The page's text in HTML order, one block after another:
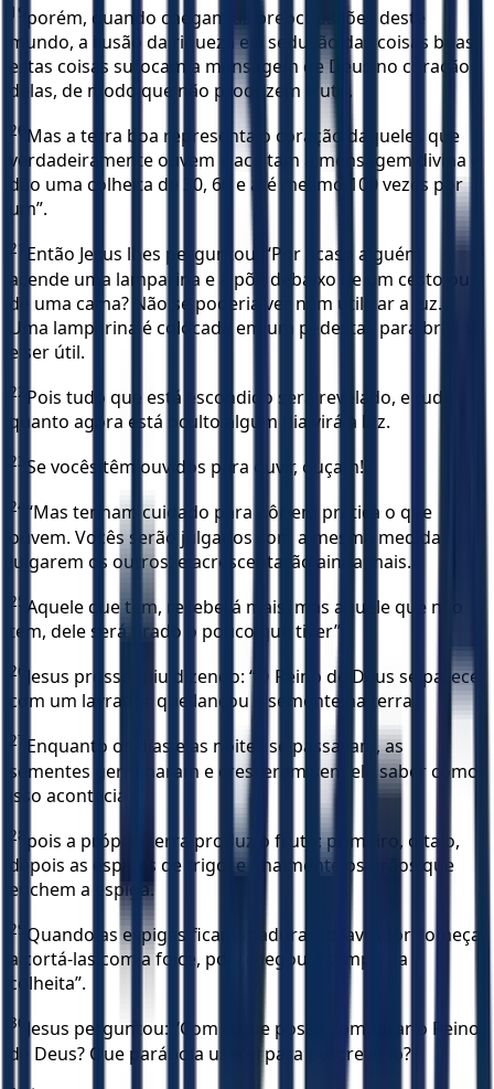
19 porém, quando chegam as preocupações deste
mundo, a ilusão da riqueza e a sedução das coisas boas,
estas coisas sufocam a mensagem de Deus no coração
delas, de modo que não produzem fruto.
20 Mas a terra boa representa o coração daqueles que
verdadeiramente ouvem e aceitam a mensagem divina e
dão uma colheita de 30, 60 e até mesmo 100 vezes por
um”.
21
Então Jesus lhes perguntou: “Por acaso alguém
acende uma lamparina e a põe debaixo de um cesto ou
de uma cama? Não se poderia ver nem utilizar a luz.
Uma lamparina é colocada em um pedestal, para brilhar
e ser útil.
22 Pois tudo que está escondido será revelado, e tudo
quanto agora está oculto algum dia virá à luz.
23 Se vocês têm ouvidos para ouvir, ouçam!
24 “Mas tenham cuidado para pôr em prática o que
ouvem. Vocês serão julgados com a mesma medida que
julgarem os outros; e acrescentarão ainda mais.
25 Aquele que tem, receberá mais; mas aquele que não
tem, dele será tirado o pouco que tiver”.
26 Jesus prosseguiu dizendo: “O Reino de Deus se parece
com um lavrador que lançou a semente na terra.
27 Enquanto os dias e as noites se passavam, as
sementes germinaram e cresceram sem ele saber como
isso acontecia,
28 pois a própria terra produz o fruto: primeiro, o talo,
depois as espigas de trigo, e finalmente os grãos que
enchem a espiga.
29 Quando as espigas ficam maduras, o lavrador começa
a cortá-las com a foice, pois chegou o tempo da
colheita”.
30 Jesus perguntou: “Com o que posso comparar o Reino
de Deus? Que parábola usarei para descrevê-lo?